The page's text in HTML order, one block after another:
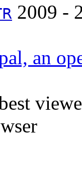
2009 -